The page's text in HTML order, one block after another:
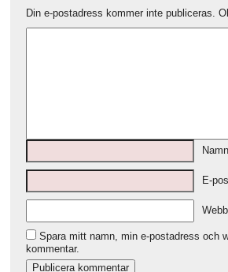
Din e-postadress kommer inte publiceras.
Namn
E-
Spara mitt namn, min e-postadress och
kommentar.